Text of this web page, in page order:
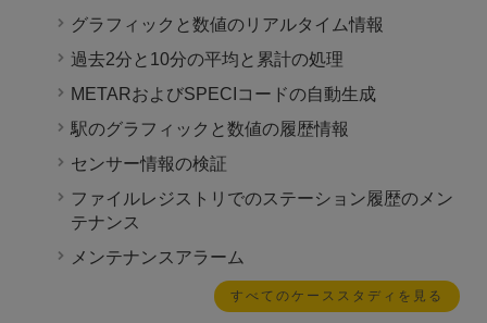
グラフィックと数値のリアルタイム情報
過去2分と10分の平均と累計の処理
METARおよびSPECIコードの自動生成
駅のグラフィックと数値の履歴情報
センサー情報の検証
ファイルレジストリでのステーション履歴のメン
テナンス
メンテナンスアラーム
すべてのケーススタディを見る